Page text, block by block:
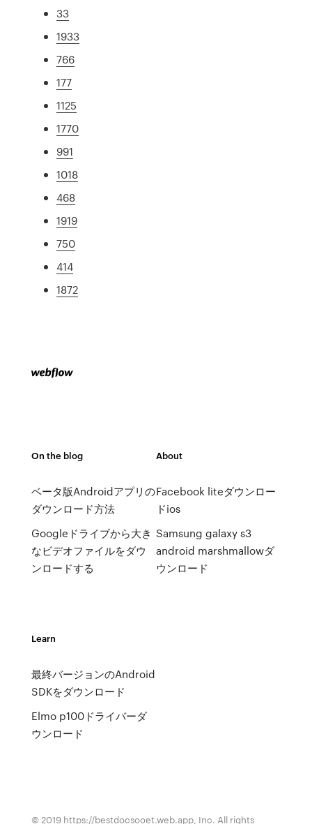
33
1933
766
177
1125
1770
991
1018
468
1919
750
414
1872
On the blog
ベータ版Androidアプリの
ダウンロード方法
Googleドライブから大き
なビデオファイルをダウ
ンロードする
About
Facebook liteダウンロー
ドios
Samsung galaxy s3
android marshmallowダ
ウンロード
Learn
最終バージョンのAndroid
SDKをダウンロード
Elmo p100ドライバーダ
ウンロード
© 2019 https://bestdocsooet.web.app, Inc. All rights